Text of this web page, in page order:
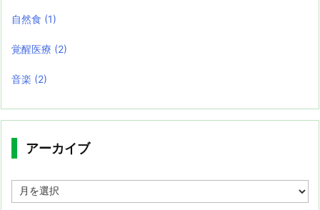
自然食 (1)
覚醒医療 (2)
音楽 (2)
アーカイブ
ー